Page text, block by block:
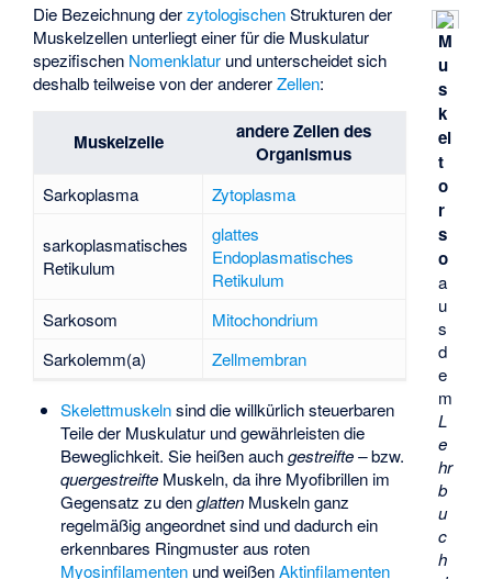
M
u
s
k
el
t
o
r
s
o
a
u
s
d
e
m
L
e
hr
b
u
c
h
Die Bezeichnung derzytologischenStrukturen der
Muskelzellen unterliegt einer für die Muskulatur
spezifischen Nomenklatur und unterscheidet sich
deshalb teilweise von der andererZellen:
Muskelzelle
andere Zellen des
Organismus
Sarkoplasma Zytoplasma
sarkoplasmatisches
Retikulum
glattes
Endoplasmatisches
Retikulum
Sarkosom
Mitochondrium
Sarkolemm(a)
Zellmembran
Skelettmuskelnsind die willkürlich steuerbaren
Teile der Muskulatur und gewährleisten die
Beweglichkeit. Sie heißen auchgestreifte –bzw.
quergestreifteMuskeln, da ihre Myofibrillen im
Gegensatz zu denglattenMuskeln ganz
regelmäßig angeordnet sind und dadurch ein
erkennbares Ringmuster aus roten
Myosinfilamentenund weißenAktinfilamenten